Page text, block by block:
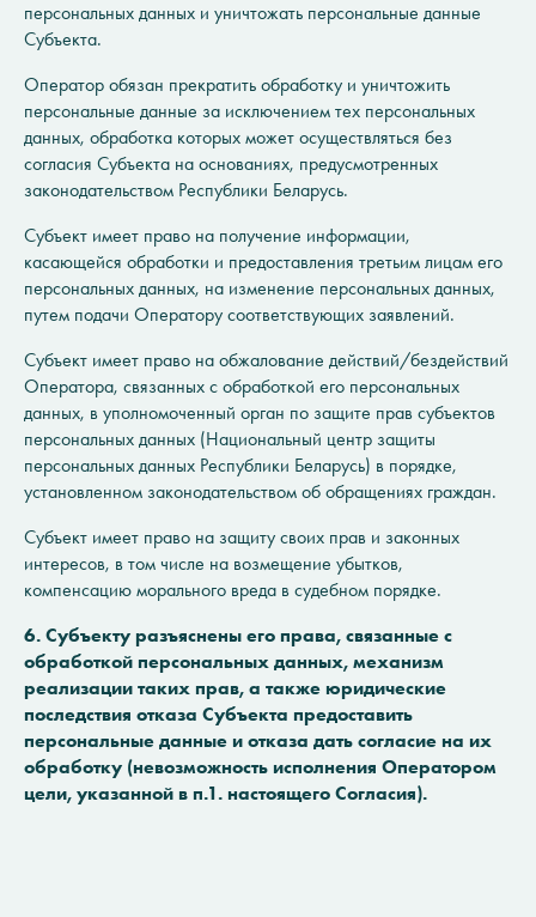
персональных данных и уничтожать персональные данные
Субъекта.
Оператор обязан прекратить обработку и уничтожить
персональные данные за исключением тех персональных
данных, обработка которых может осуществляться без
согласия Субъекта на основаниях, предусмотренных
законодательством Республики Беларусь.
Субъект имеет право на получение информации,
касающейся обработки и предоставления третьим лицам его
персональных данных, на изменение персональных данных,
путем подачи Оператору соответствующих заявлений.
Субъект имеет право на обжалование действий/бездействий
Оператора, связанных с обработкой его персональных
данных, в уполномоченный орган по защите прав субъектов
персональных данных (Национальный центр защиты
персональных данных Республики Беларусь) в порядке,
установленном законодательством об обращениях граждан.
Субъект имеет право на защиту своих прав и законных
интересов, в том числе на возмещение убытков,
компенсацию морального вреда в судебном порядке.
6. Субъекту разъяснены его права, связанные с
обработкой персональных данных, механизм
реализации таких прав, а также юридические
последствия отказа Субъекта предоставить
персональные данные и отказа дать согласие на их
обработку (невозможность исполнения Оператором
цели, указанной в п.1. настоящего Согласия).